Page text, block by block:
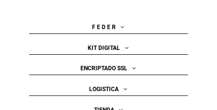
F E D E R
KIT DIGITAL
ENCRIPTADO SSL
LOGISTICA